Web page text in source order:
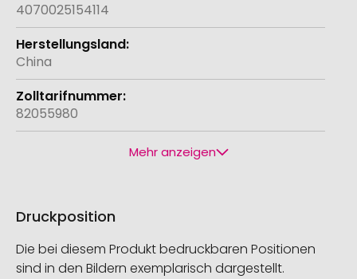
4070025154114
China
82055980
Mehr anzeigen
Druckposition
Die bei diesem Produkt bedruckbaren Positionen
sind in den Bildern exemplarisch dargestellt.